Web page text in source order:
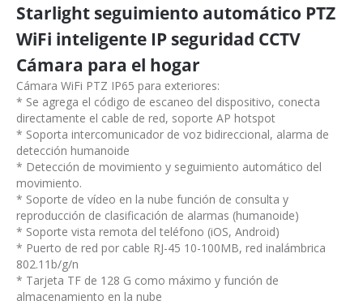
Starlight seguimiento automático PTZ
WiFi inteligente IP seguridad CCTV
Cámara para el hogar
Cámara WiFi PTZ IP65 para exteriores:
* Se agrega el código de escaneo del dispositivo, conecta
directamente el cable de red, soporte AP hotspot
* Soporta intercomunicador de voz bidireccional, alarma de
detección humanoide
* Detección de movimiento y seguimiento automático del
movimiento.
* Soporte de vídeo en la nube función de consulta y
reproducción de clasificación de alarmas (humanoide)
* Soporte vista remota del teléfono (iOS, Android)
* Puerto de red por cable RJ-45 10-100MB, red inalámbrica
802.11b/g/n
* Tarjeta TF de 128 G como máximo y función de
almacenamiento en la nube